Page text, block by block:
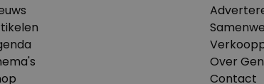
Over
Contact